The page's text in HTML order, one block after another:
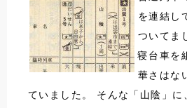
を連結し
ついてま
寝台車を
華さはな
ていました。 そんな「山陰」に